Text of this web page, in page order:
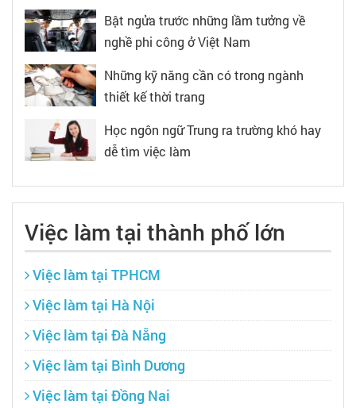
Bật ngửa trước những lầm tưởng về
nghề phi công ở Việt Nam
Những kỹ năng cần có trong ngành
thiết kế thời trang
Học ngôn ngữ Trung ra trường khó hay
dễ tìm việc làm
Việc làm tại thành phố lớn
Việc làm tại TPHCM
Việc làm tại Hà Nội
Việc làm tại Đà Nẵng
Việc làm tại Bình Dương
Việc làm tại Đồng Nai